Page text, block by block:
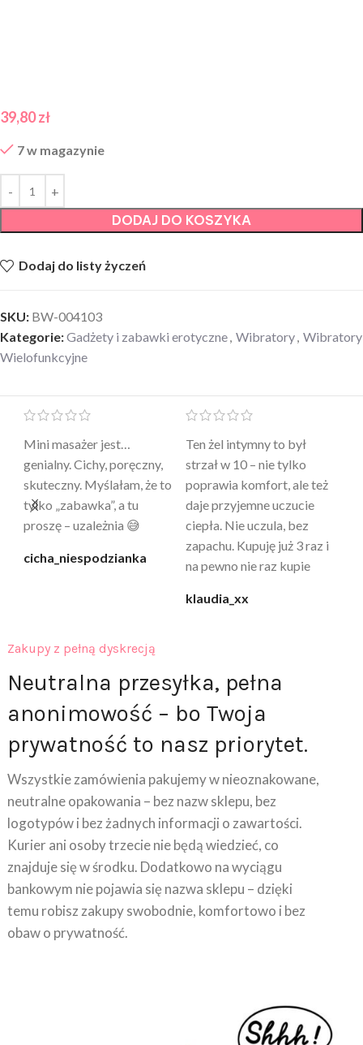
39,80zł
7 w magazynie
DODAJ DO KOSZYKA
Dodaj do listy życzeń
SKU: BW-004103
Kategorie:Gadżety i zabawki erotyczne, Wibratory, Wibratory
Wielofunkcyjne
Mini masażer jest…
genialny. Cichy, poręczny,
skuteczny. Myślałam, że to
tylko „zabawka”, a tu
proszę – uzależnia 😅
cicha_niespodzianka
Ten żel intymny to był
strzał w 10 – nie tylko
poprawia komfort, ale też
daje przyjemne uczucie
ciepła. Nie uczula, bez
zapachu. Kupuję już 3 raz i
na pewno nie raz kupie
klaudia_xx
Zakupy z pełną dyskrecją
Neutralna przesyłka, pełna
anonimowość – bo Twoja
prywatność to nasz priorytet.
Wszystkie zamówienia pakujemy w nieoznakowane,
neutralne opakowania – bez nazw sklepu, bez
logotypów i bez żadnych informacji o zawartości.
Kurier ani osoby trzecie nie będą wiedzieć, co
znajduje się w środku. Dodatkowo na wyciągu
bankowym nie pojawia się nazwa sklepu – dzięki
temu robisz zakupy swobodnie, komfortowo i bez
obaw o prywatność.